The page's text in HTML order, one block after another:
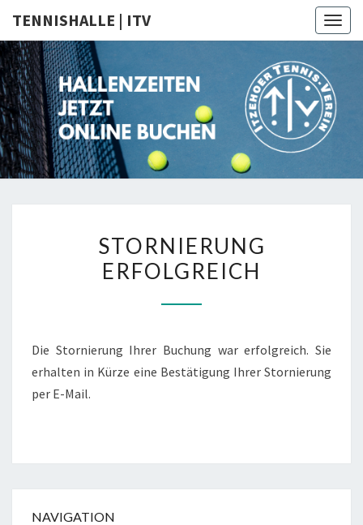
TENNISHALLE | ITV
| ITV
Itzehoer
Tennis-
Verein
ERFOLGREICH
STORNIERUNG
ERFOLGREICH
Die Stornierung Ihrer Buchung war erfolgreich. Sie
erhalten in Kürze eine Bestätigung Ihrer Stornierung
per E-Mail.
NAVIGATION